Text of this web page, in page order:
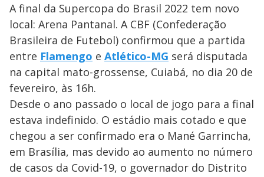
A final da Supercopa do Brasil 2022 tem novo
local: Arena Pantanal. A CBF (Confederação
Brasileira de Futebol) confirmou que a partida
entre Flamengo e Atlético-MG será disputada
na capital mato-grossense, Cuiabá, no dia 20 de
fevereiro, às 16h.
Desde o ano passado o local de jogo para a final
estava indefinido. O estádio mais cotado e que
chegou a ser confirmado era o Mané Garrincha,
em Brasília, mas devido ao aumento no número
de casos da Covid-19, o governador do Distrito